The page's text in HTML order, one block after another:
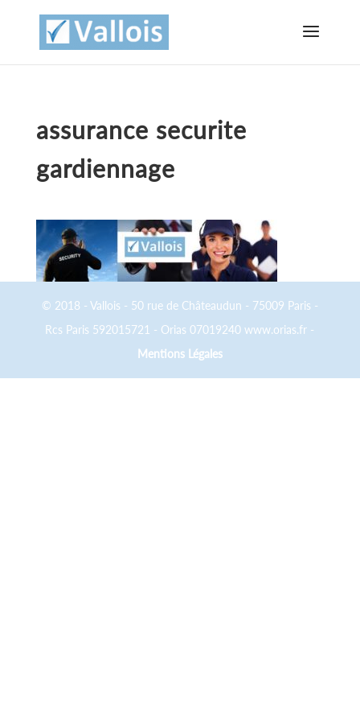
assurance securite
gardiennage
© 2018 - Vallois - 50 rue de Châteaudun - 75009 Paris -
Rcs Paris 592015721 - Orias 07019240 www.orias.fr -
Mentions Légales